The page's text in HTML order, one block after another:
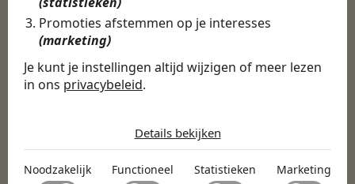
Promoties afstemmen op je interesses
(marketing)
Je kunt je instellingen altijd wijzigen of meer lezen
in ons privacybeleid.
Noodzakelijk
Noodzakelijke cookies helpen een website bruikbaar te
Details bekijken
Noodzakelijk Functioneel Statistieken Marketing
Ontdek meer dan 500+
Onderwijs & Kinderopvang
Techniek, Productie, Logistiek & Groen
Zorg & Welzijn